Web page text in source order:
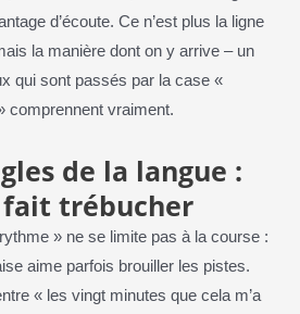
d’écoute. Ce n’est plus la ligne
la manière dont on y arrive – un
qui sont passés par la case «
comprennent vraiment.
de la langue :
fait trébucher
» ne se limite pas à la course :
aime parfois brouiller les pistes.
« les vingt minutes que cela m’a